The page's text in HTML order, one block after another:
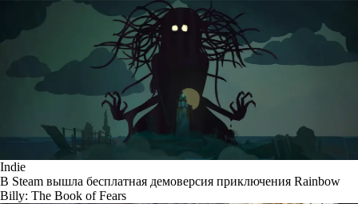
Indie
В Steam вышла бесплатная демоверсия приключения Rainbow
Billy: The Book of Fears